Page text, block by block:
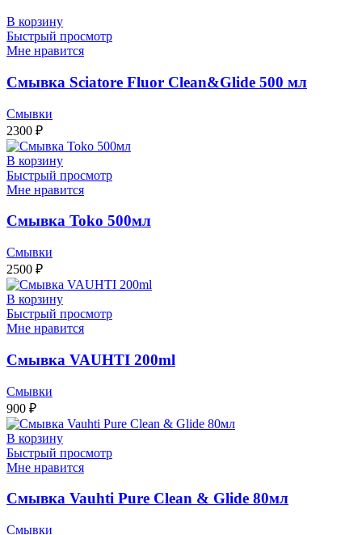
В корзину
Быстрый просмотр
Мне нравится
Смывка Sciatore Fluor Clean&Glide 500 мл
Смывки
2300 ₽
В корзину
Быстрый просмотр
Мне нравится
Смывка Toko 500мл
Смывки
2500 ₽
В корзину
Быстрый просмотр
Мне нравится
Смывка VAUHTI 200ml
Смывки
900 ₽
В корзину
Быстрый просмотр
Мне нравится
Смывка Vauhti Pure Clean & Glide 80мл
Смывки